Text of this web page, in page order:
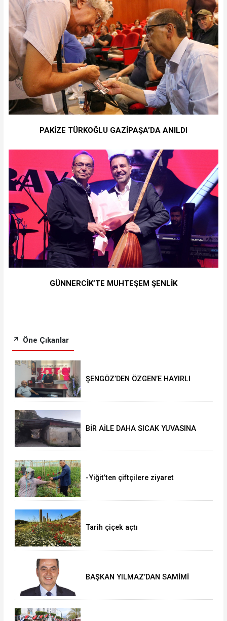
PAKİZE TÜRKOĞLU GAZİPAŞA’DA ANILDI
GÜNNERCİK’TE MUHTEŞEM ŞENLİK
Öne Çıkanlar
ŞENGÖZ’DEN ÖZGEN’E HAYIRLI
BİR AİLE DAHA SICAK YUVASINA
-Yiğit’ten çiftçilere ziyaret
Tarih çiçek açtı
BAŞKAN YILMAZ’DAN SAMİMİ